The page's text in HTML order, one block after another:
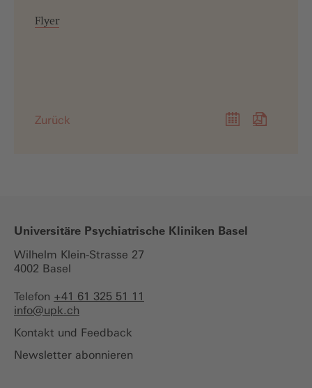
Flyer
Zurück
Universitäre Psychiatrische Kliniken Basel
Wilhelm Klein-Strasse 27
4002 Basel
Telefon +41 61 325 51 11
info@upk.ch
Kontakt und Feedback
Newsletter abonnieren